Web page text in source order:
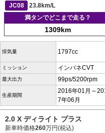
JC08
23.8km/L
満タンでどこまで走る？
1309km
排気量 1797cc
ミッション インパネCVT
最大出力 99ps/5200rpm
生産期間
2016年01月～
7年06月
2.0 X ディライト プラス
新車時価格260万円(税込)